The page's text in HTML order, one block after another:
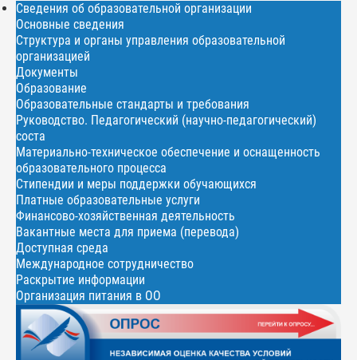
Сведения об образовательной организации
Основные сведения
Структура и органы управления образовательной
организацией
Документы
Образование
Образовательные стандарты и требования
Руководство. Педагогический (научно-педагогический)
соста
Материально-техническое обеспечение и оснащенность
образовательного процесса
Стипендии и меры поддержки обучающихся
Платные образовательные услуги
Финансово-хозяйственная деятельность
Вакантные места для приема (перевода)
Доступная среда
Международное сотрудничество
Раскрытие информации
Организация питания в ОО